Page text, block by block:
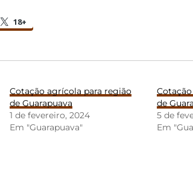
18+
Cotação agrícola para região
de Guarapuava
1 de fevereiro, 2024
Em "Guarapuava"
de
5 de
Em